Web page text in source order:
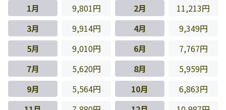
1月 9,801円 2月
11,213円
3月
9,914円 4月
9,349円
5月
9,010円 6月
7,767円
7月
5,620円 8月
5,959円
9月
5,564円 10月
6,863円